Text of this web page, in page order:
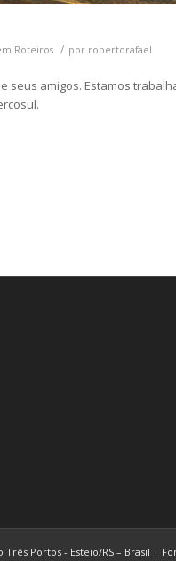
Roteiros / por robertorafael
seus amigos. Estamos
Portos - Esteio/RS – Brasil |